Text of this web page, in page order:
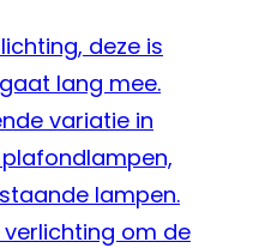
deze is
lang mee.
variatie in
lampen.
om de